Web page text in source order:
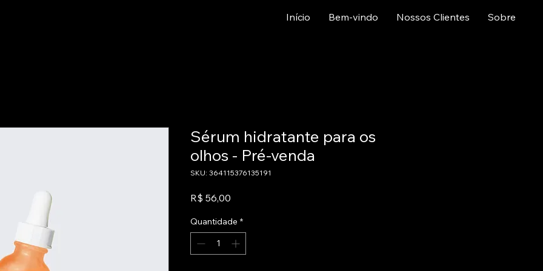
Início Bem-vindo Nossos Clientes Sobre
Sérum hidratante para os
olhos - Pré-venda
SKU: 364115376135191
R$ 56,00
Quantidade *